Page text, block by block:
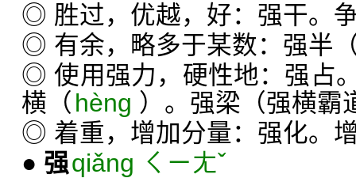
◎ 胜过，优越，好：强干。
◎ 有余，略多于某数：强半
◎ 使用强力，硬性地：强占
横（ hèng ）。强梁（强横霸
◎ 着重，增加分量：强化。
● 强qiǎng ㄑㄧㄤˇ